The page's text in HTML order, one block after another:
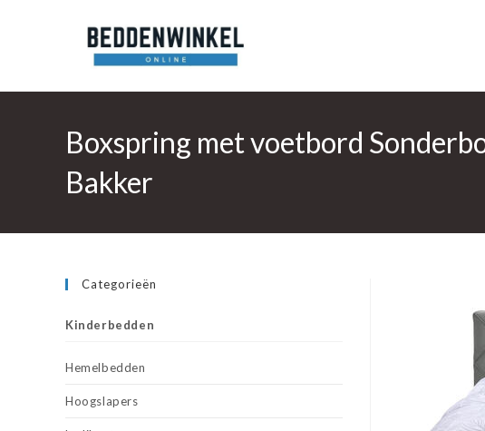
Boxspring met voetbord
Bakker
Categorieën
Kinderbedden
Hemelbedden
Hoogslapers